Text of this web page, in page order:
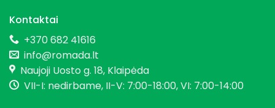
Kontaktai
+370 682 41616
info@romada.lt
Naujoji Uosto g. 18, Klaipėda
VII-I: nedirbame, II-V: 7:00-18:00, VI: 7:00-14:00